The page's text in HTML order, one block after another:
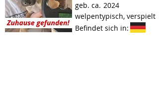
geb. ca. 2024
welpentypisch, verspielt
Befindet sich in: